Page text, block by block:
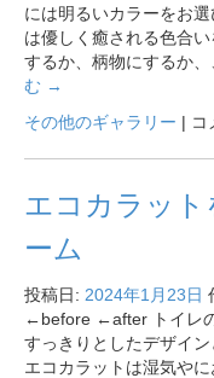
には明るいカラーをお
は優しく癒される色合
するか、柄物にするか
む →
その他のギャラリー | コ
エコカラット
ーム
投稿日: 2024年1月23日
←before ←after トイレ
すっきりとしたデザイ
エコカラットは湿気や